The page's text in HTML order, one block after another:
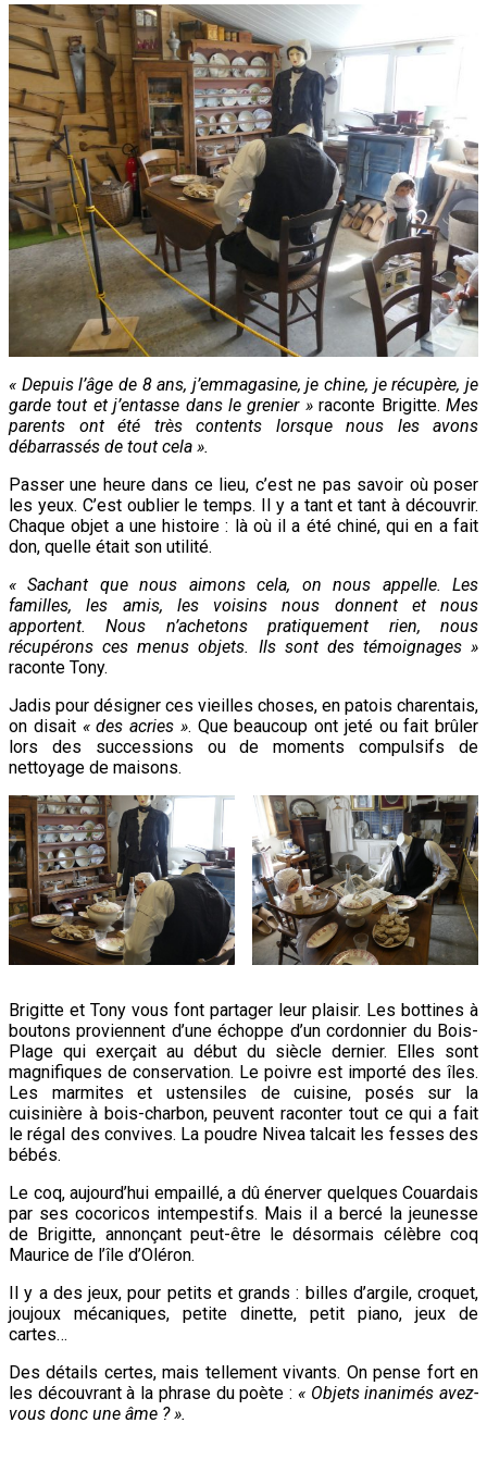
« Depuis l’âge de 8 ans, j’emmagasine, je chine, je récupère, je
garde tout et j’entasse dans le grenier »raconte Brigitte.Mes
parents ont été très contents lorsque nous les avons
débarrassés de tout cela ».
Passer une heure dans ce lieu, c’est ne pas savoir où poser
les yeux. C’est oublier le temps. Il y a tant et tant à découvrir.
Chaque objet a une histoire : là où il a été chiné, qui en a fait
don, quelle était son utilité.
« Sachant que nous aimons cela, on nous appelle. Les
familles, les amis, les voisins nous donnent et nous
apportent. Nous n’achetons pratiquement rien, nous
récupérons ces menus objets. Ils sont des témoignages »
raconte Tony.
Jadis pour désigner ces vieilles choses, en patois charentais,
on disait« des acries ». Que beaucoup ont jeté ou fait brûler
lors des successions ou de moments compulsifs de
nettoyage de maisons.
Brigitte et Tony vous font partager leur plaisir. Les bottines à
boutons proviennent d’une échoppe d’un cordonnier du Bois-
Plage qui exerçait au début du siècle dernier. Elles sont
magnifiques de conservation. Le poivre est importé des îles.
Les marmites et ustensiles de cuisine, posés sur la
cuisinière à bois-charbon, peuvent raconter tout ce qui a fait
le régal des convives. La poudre Nivea talcait les fesses des
bébés.
Le coq, aujourd’hui empaillé, a dû énerver quelques Couardais
par ses cocoricos intempestifs. Mais il a bercé la jeunesse
de Brigitte, annonçant peut-être le désormais célèbre coq
Maurice de l’île d’Oléron.
Il y a des jeux, pour petits et grands : billes d’argile, croquet,
joujoux mécaniques, petite dinette, petit piano, jeux de
cartes…
Des détails certes, mais tellement vivants. On pense fort en
les découvrant à la phrase du poète : « Objets inanimés avez-
vous donc une âme ? ».